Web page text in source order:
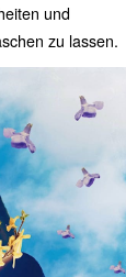
und
zu lassen.